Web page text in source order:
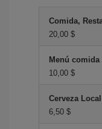
Comida,
20,00 $
Menú comida
10,00 $
Cerveza
6,50 $